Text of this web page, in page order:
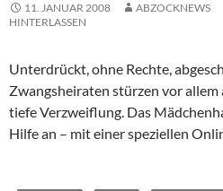
11. JANUAR 2008 ABZOCKNEWS
HINTERLASSEN
Unterdrückt, ohne Rechte,
Zwangsheiraten stürzen vor
tiefe Verzweiflung. Das
Hilfe an – mit einer speziellen